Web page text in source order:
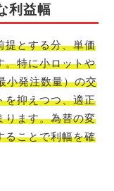
利益幅
提とする分、単価
。特に小ロットや
発注数量）の交
を抑えつつ、適正
ります。為替の変
ることで利幅を確